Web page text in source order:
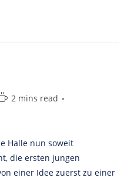
2 mins read
Halle nun soweit
die ersten jungen
einer Idee zuerst zu einer